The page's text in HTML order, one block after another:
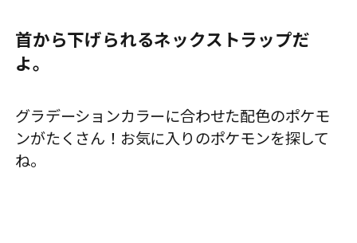
首から下げられるネックストラップだ
よ。
グラデーションカラーに合わせた配色のポケモ
ンがたくさん！お気に入りのポケモンを探して
ね。